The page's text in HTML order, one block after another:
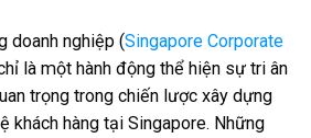
doanh nghiệp (Singapore Corporate
là một hành động thể hiện sự tri ân
trọng trong chiến lược xây dựng
khách hàng tại Singapore. Những